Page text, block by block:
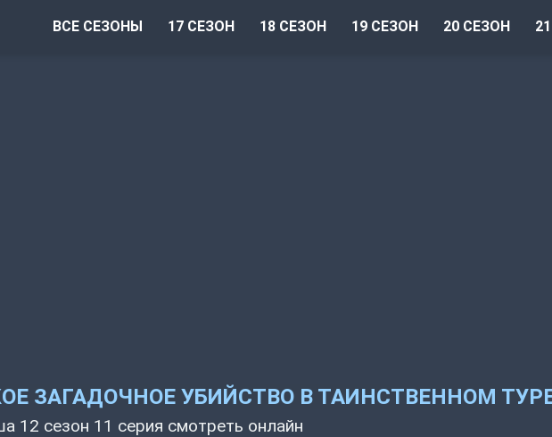
ВСЕ СЕЗОНЫ 17 СЕЗОН 18 СЕЗОН 19 СЕЗОН 20 СЕЗОН
ЗАГАДОЧНОЕ УБИЙСТВО В ТАИНСТВЕННОМ
12 сезон 11 серия смотреть онлайн